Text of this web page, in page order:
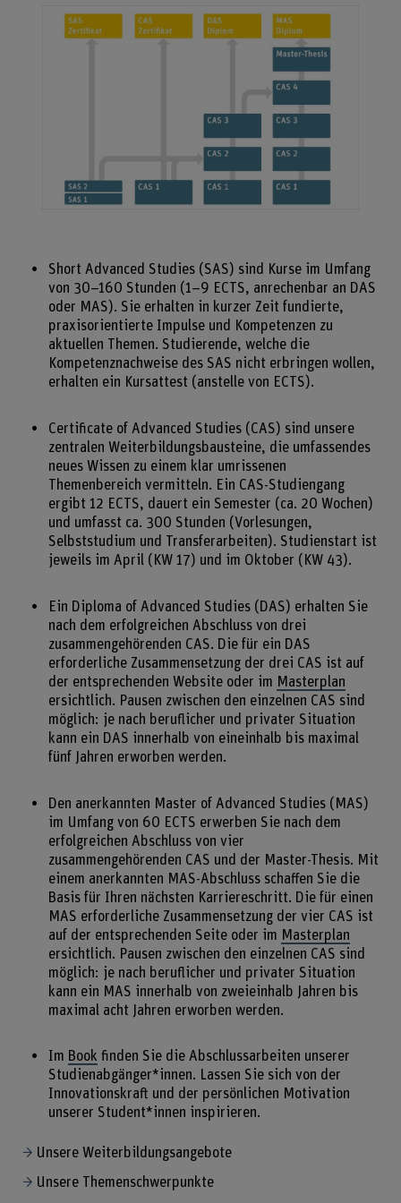
Short Advanced Studies (SAS) sind Kurse im Umfang
von 30–160 Stunden (1–9 ECTS, anrechenbar an DAS
oder MAS). Sie erhalten in kurzer Zeit fundierte,
praxisorientierte Impulse und Kompetenzen zu
aktuellen Themen. Studierende, welche die
Kompetenznachweise des SAS nicht erbringen wollen,
erhalten ein Kursattest (anstelle von ECTS).
Certificate of Advanced Studies (CAS) sind unsere
zentralen Weiterbildungsbausteine, die umfassendes
neues Wissen zu einem klar umrissenen
Themenbereich vermitteln. Ein CAS-Studiengang
ergibt 12 ECTS, dauert ein Semester (ca. 20 Wochen)
und umfasst ca. 300 Stunden (Vorlesungen,
Selbststudium und Transferarbeiten). Studienstart ist
jeweils im April (KW 17) und im Oktober (KW 43).
Ein Diploma of Advanced Studies (DAS) erhalten Sie
nach dem erfolgreichen Abschluss von drei
zusammengehörenden CAS. Die für ein DAS
erforderliche Zusammensetzung der drei CAS ist auf
der entsprechenden Website oder im Masterplan
ersichtlich. Pausen zwischen den einzelnen CAS sind
möglich: je nach beruflicher und privater Situation
kann ein DAS innerhalb von eineinhalb bis maximal
fünf Jahren erworben werden.
Den anerkannten Master of Advanced Studies (MAS)
im Umfang von 60 ECTS erwerben Sie nach dem
erfolgreichen Abschluss von vier
zusammengehörenden CAS und der Master-Thesis. Mit
einem anerkannten MAS-Abschluss schaffen Sie die
Basis für Ihren nächsten Karriereschritt. Die für einen
MAS erforderliche Zusammensetzung der vier CAS ist
auf der entsprechenden Seite oder im Masterplan
ersichtlich. Pausen zwischen den einzelnen CAS sind
möglich: je nach beruflicher und privater Situation
kann ein MAS innerhalb von zweieinhalb Jahren bis
maximal acht Jahren erworben werden.
Im Book finden Sie die Abschlussarbeiten unserer
Studienabgänger*innen. Lassen Sie sich von der
Innovationskraft und der persönlichen Motivation
unserer Student*innen inspirieren.
Unsere Weiterbildungsangebote
Unsere Themenschwerpunkte